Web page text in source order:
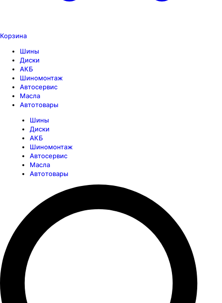
Корзина
Шины
Диски
АКБ
Шиномонтаж
Автосервис
Масла
Автотовары
Шины
Диски
АКБ
Шиномонтаж
Автосервис
Масла
Автотовары